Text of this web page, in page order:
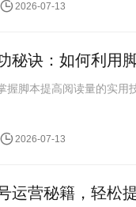
2026-07-13
秘诀：如何利用
握脚本提高阅读量的实
2026-07-13
运营秘籍，轻松